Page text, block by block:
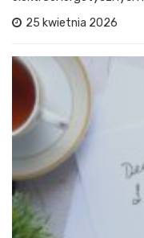
25 kwietnia 2026